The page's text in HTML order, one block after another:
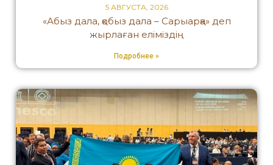
5 АВГУСТА, 2026
«Абыз дала, қобыз дала – Сарыарқа» деп
жырлаған еліміздің
Подробнее »